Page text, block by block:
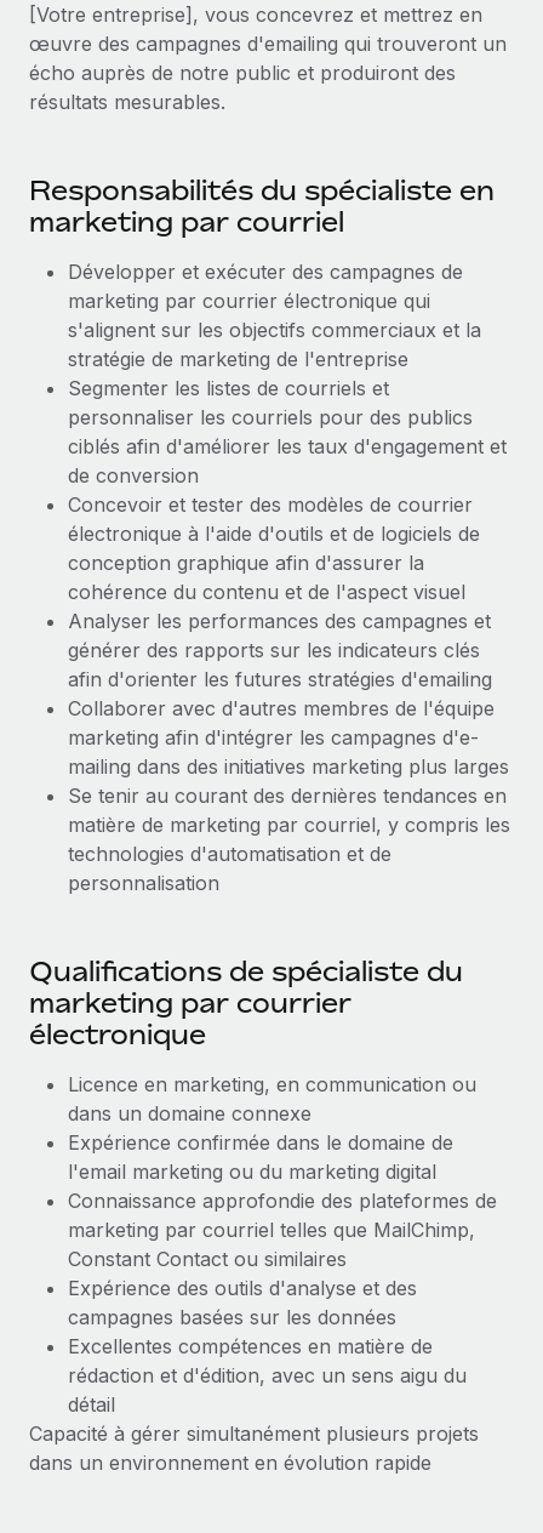
Mobilité et déménagement international
Organisez facilement le déménagement de vos
employés
BLOG
Mises à jour des produits de Remote :
Intégrations Gusto et Xero et Gestion des
toute taille à embaucher, gérer et payer...
En savoir plus
Comment Phiture gère ses 55 employés
répartis dans 19 pays grâce à Remote
Phiture, un leader notable du conseil en matière de
croissance mobile internationale, encourage les...
En savoir plus
[Votre entreprise], vous concevrez et mettrez en
œuvre des campagnes d'emailing qui trouveront un
écho auprès de notre public et produiront des
résultats mesurables.
Responsabilités du spécialiste en
marketing par courriel
Développer et exécuter des campagnes de
marketing par courrier électronique qui
s'alignent sur les objectifs commerciaux et la
stratégie de marketing de l'entreprise
Segmenter les listes de courriels et
personnaliser les courriels pour des publics
ciblés afin d'améliorer les taux d'engagement et
de conversion
Concevoir et tester des modèles de courrier
électronique à l'aide d'outils et de logiciels de
conception graphique afin d'assurer la
cohérence du contenu et de l'aspect visuel
Analyser les performances des campagnes et
générer des rapports sur les indicateurs clés
afin d'orienter les futures stratégies d'emailing
Collaborer avec d'autres membres de l'équipe
marketing afin d'intégrer les campagnes d'e-
mailing dans des initiatives marketing plus larges
Se tenir au courant des dernières tendances en
matière de marketing par courriel, y compris les
technologies d'automatisation et de
personnalisation
Qualifications de spécialiste du
marketing par courrier
électronique
Licence en marketing, en communication ou
dans un domaine connexe
Expérience confirmée dans le domaine de
l'email marketing ou du marketing digital
Connaissance approfondie des plateformes de
marketing par courriel telles que MailChimp,
Constant Contact ou similaires
Expérience des outils d'analyse et des
campagnes basées sur les données
Excellentes compétences en matière de
rédaction et d'édition, avec un sens aigu du
détail
Capacité à gérer simultanément plusieurs projets
dans un environnement en évolution rapide